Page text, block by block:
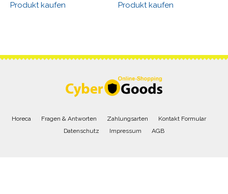
war:
ist:
Produkt kaufen
war:
ist:
Produkt kaufen
Horeca Fragen & Antworten Zahlungsarten
Kontakt Formular
Datenschutz
Impressum AGB